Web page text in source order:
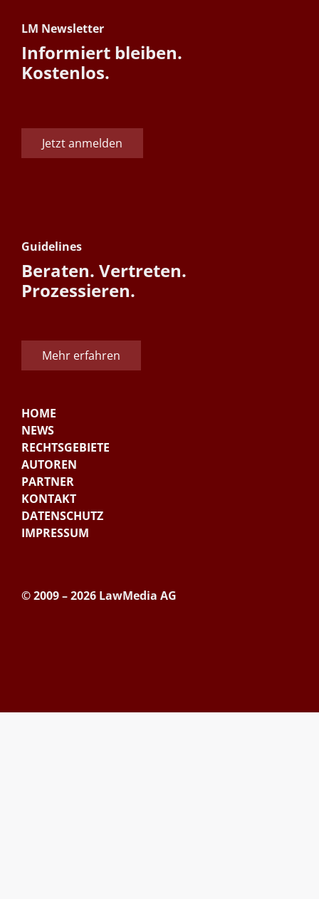
LM Newsletter
Informiert bleiben.
Kostenlos.
Jetzt anmelden
Guidelines
Beraten. Vertreten.
Prozessieren.
Mehr erfahren
HOME
NEWS
RECHTSGEBIETE
AUTOREN
PARTNER
KONTAKT
DATENSCHUTZ
IMPRESSUM
© 2009 – 2026 LawMedia AG